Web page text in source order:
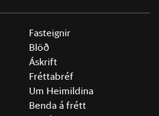
Fasteignir
Blöð
Áskrift
Fréttabréf
Um Heimildina
Benda á frétt